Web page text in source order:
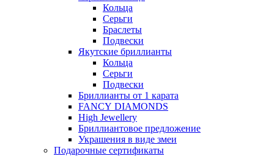
Кольца
Серьги
Браслеты
Подвески
Якутские бриллианты
Кольца
Серьги
Подвески
Бриллианты от 1 карата
FANCY DIAMONDS
High Jewellery
Бриллиантовое предложение
Украшения в виде змеи
Подарочные сертификаты